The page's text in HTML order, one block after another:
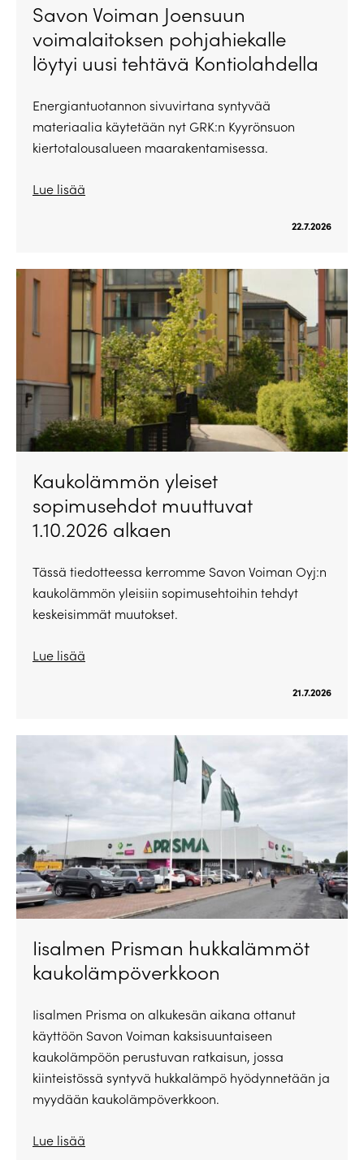
Savon Voiman Joensuun
voimalaitoksen pohjahiekalle
löytyi uusi tehtävä Kontiolahdella
Energiantuotannon sivuvirtana syntyvää
materiaalia käytetään nyt GRK:n Kyyrönsuon
kiertotalousalueen maarakentamisessa.
Lue lisää
22.7.2026
Kaukolämmön yleiset
sopimusehdot muuttuvat
1.10.2026 alkaen
Tässä tiedotteessa kerromme Savon Voiman Oyj:n
kaukolämmön yleisiin sopimusehtoihin tehdyt
keskeisimmät muutokset.
Lue lisää
21.7.2026
Iisalmen Prisman hukkalämmöt
kaukolämpöverkkoon
Iisalmen Prisma on alkukesän aikana ottanut
käyttöön Savon Voiman kaksisuuntaiseen
kaukolämpöön perustuvan ratkaisun, jossa
kiinteistössä syntyvä hukkalämpö hyödynnetään ja
myydään kaukolämpöverkkoon.
Lue lisää